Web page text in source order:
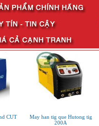
CUT
May han tig que Hutong tig
200A